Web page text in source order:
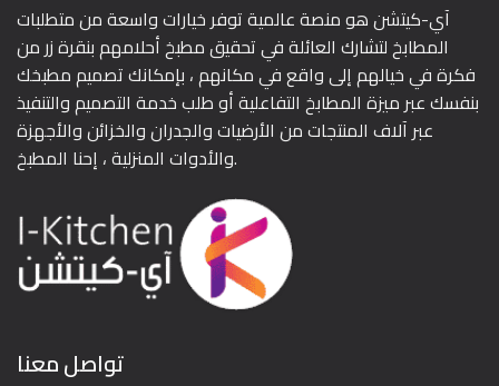
آي-كيتشن هو منصة عالمية توفر خيارات واسعة من متطلبات
المطابخ لتشارك العائلة في تحقيق مطبخ أحلامهم بنقرة زر من
فكرة في خيالهم إلى واقع في مكانهم ، بإمكانك تصميم مطبخك
بنفسك عبر ميزة المطابخ التفاعلية أو طلب خدمة التصميم والتنفيذ
عبر آلاف المنتجات من الأرضيات والجدران والخزائن والأجهزة
والأدوات المنزلية ، إحنا المطبخ.
تواصل معنا